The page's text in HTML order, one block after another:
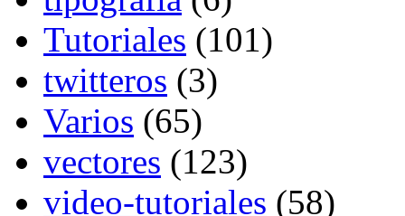
Tutoriales (101)
twitteros (3)
Varios (65)
vectores (123)
video-tutoriales (58)